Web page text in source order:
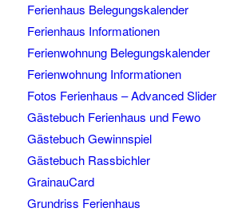
Ferienhaus Belegungskalender
Ferienhaus Informationen
Ferienwohnung Belegungskalender
Ferienwohnung Informationen
Fotos Ferienhaus – Advanced Slider
Gästebuch Ferienhaus und Fewo
Gästebuch Gewinnspiel
Gästebuch Rassbichler
GrainauCard
Grundriss Ferienhaus